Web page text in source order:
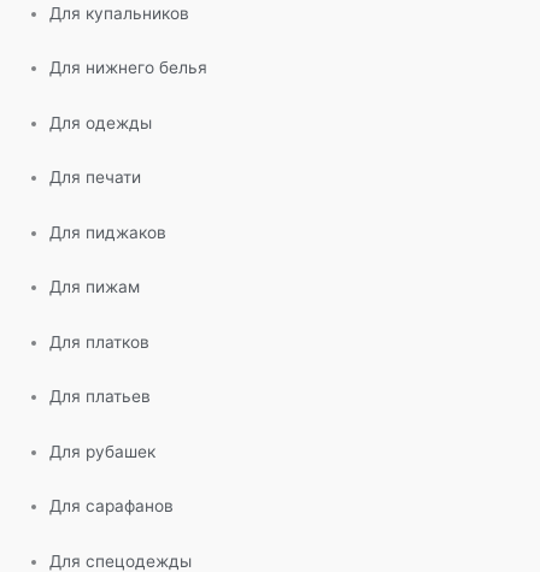
Для купальников
Для нижнего белья
Для одежды
Для печати
Для пиджаков
Для пижам
Для платков
Для платьев
Для рубашек
Для сарафанов
Для спецодежды